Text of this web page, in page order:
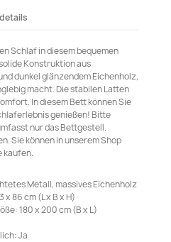
Schlaf in diesem bequemen
Konstruktion aus
dunkel glänzendem Eichenholz,
macht. Die stabilen Latten
In diesem Bett können Sie
genießen! Bitte
nur das Bettgestell.
Sie können in unserem Shop
kaufen.
Metall, massives Eichenholz
86 cm (L x B x H)
180 x 200 cm (B x L)
Ja